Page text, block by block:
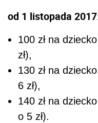
od 1 listopada
100 zł na
zł),
130 zł na
6 zł),
140 zł na
o 5 zł).